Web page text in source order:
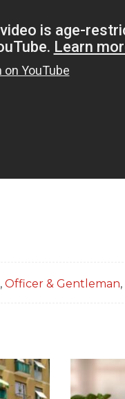
, Officer & Gentleman,